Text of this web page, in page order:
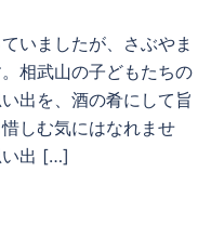
いましたが、さぶやま
相武山の子どもたちの
出を、酒の肴にして旨
しむ気にはなれませ
い出 […]